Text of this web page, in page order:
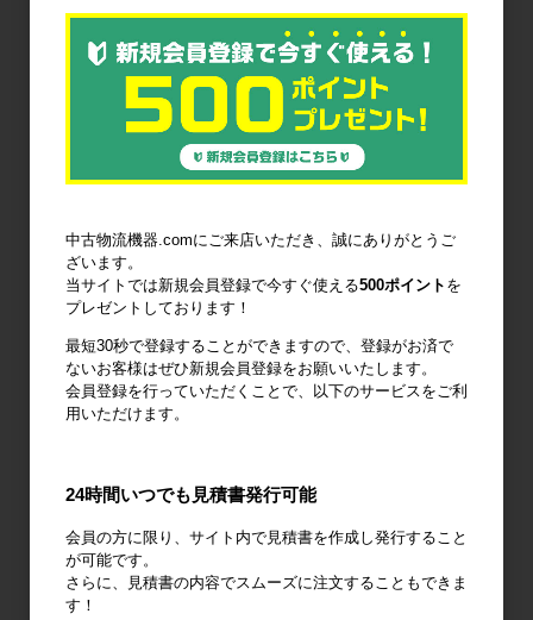
パレット
フォークリフ
トスロープ
コンベア
台車・手押し
リフター・ハ
コンテナ・オ
作業台 梱包資材
梱包機・封函
機
ノーパンクタ
イヤ
作業環境改善
中古物流機器.comにご来店いただき、誠にありがとうご
ざいます。
当サイトでは新規会員登録で今すぐ使える500ポイント を
プレゼントしております！
最短30秒で登録することができますので、登録がお済で
ないお客様はぜひ新規会員登録をお願いいたします。
会員登録を行っていただくことで、以下のサービスをご利
用いただけます。
24時間いつでも見積書発行可能
会員の方に限り、サイト内で見積書を作成し発行すること
が可能です。
さらに、見積書の内容でスムーズに注文することもできま
す！